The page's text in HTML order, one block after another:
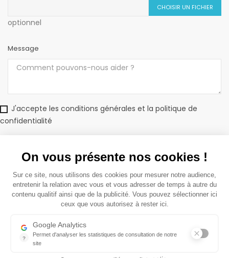
CHOISIR UN FICHIER
optionnel
Message
J'accepte les conditions générales et la politique de
confidentialité
ENTREPRISE keyboard_arrow_down
CONFIDENTIALITÉ
On vous présente nos cookies !
Sur ce site, nous utilisons des cookies pour mesurer notre audience,
entretenir la relation avec vous et vous adresser de temps à autre du
contenu qualitif ainsi que de la publicité. Vous pouvez sélectionner ici
ceux que vous autorisez à rester ici.
?
Google Analytics
Permet d'analyser les statistiques de consultation de notre
site